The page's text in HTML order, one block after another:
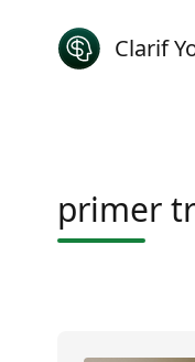
Clarif
primer